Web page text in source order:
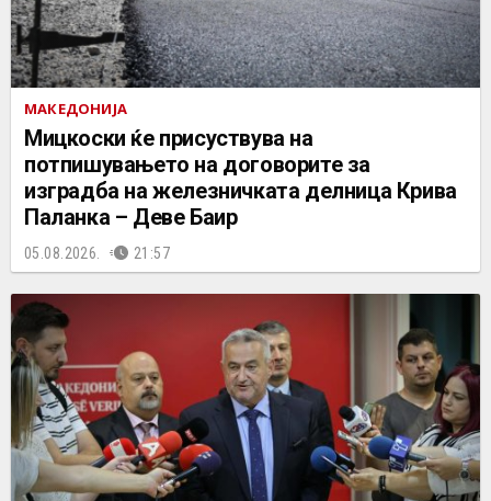
МАКЕДОНИЈА
Мицкоски ќе присуствува на
потпишувањето на договорите за
изградба на железничката делница Крива
Паланка – Деве Баир
05.08.2026. 21:57